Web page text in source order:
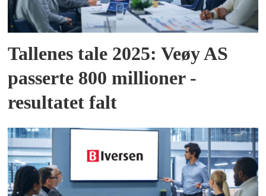
Tallenes tale 2025: Veøy AS
passerte 800 millioner -
resultatet falt